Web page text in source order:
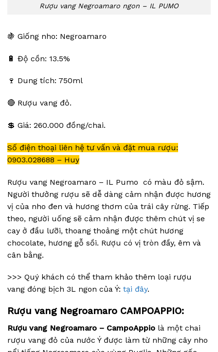
Rượu vang Negroamaro ngon – IL PUMO
🍇 Giống nho: Negroamaro
🔋 Độ cồn: 13.5%
🍷 Dung tích: 750ml
🔴 Rượu vang đỏ.
💲 Giá: 260.000 đồng/chai.
Số điện thoại liên hệ tư vấn và đặt mua rượu:
0903.028688 – Huy
Rượu vang Negroamaro – IL Pumo có màu đỏ sậm.
Người thưởng rượu sẽ dễ dàng cảm nhận được hương
vị của nho đen và hương thơm của trái cây rừng. Tiếp
theo, người uống sẽ cảm nhận được thêm chút vị se
cay ở đầu lưỡi, thoang thoảng một chút hương
chocolate, hương gỗ sồi. Rượu có vị tròn đầy, êm và
cân bằng.
>>> Quý khách có thể tham khảo thêm loại rượu
vang đóng bịch 3L ngon của Ý: tại đây.
Rượu vang Negroamaro CAMPOAPPIO:
Rượu vang Negroamaro – CampoAppio là một chai
rượu vang đỏ của nước Ý được làm từ những cây nho